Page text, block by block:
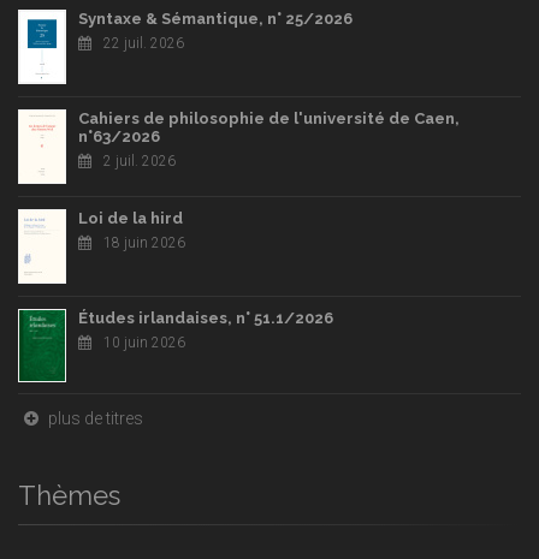
Syntaxe & Sémantique, n° 25/2026
22 juil. 2026
Cahiers de philosophie de l'université de Caen,
n°63/2026
2 juil. 2026
Loi de la hird
18 juin 2026
Études irlandaises, n° 51.1/2026
10 juin 2026
plus de titres
Thèmes